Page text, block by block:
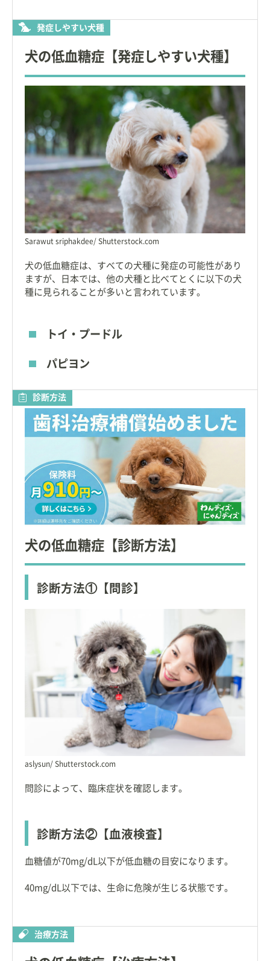
発症しやすい犬種
犬の低血糖症【発症しやすい犬種】
Sarawut sriphakdee/ Shutterstock.com
犬の低血糖症は、すべての犬種に発症の可能性があり
ますが、日本では、他の犬種と比べてとくに以下の犬
種に見られることが多いと言われています。
トイ・プードル
パピヨン
診断方法
犬の低血糖症【診断方法】
診断方法①【問診】
aslysun/ Shutterstock.com
問診によって、臨床症状を確認します。
診断方法②【血液検査】
血糖値が70mg/dL以下が低血糖の目安になります。
40mg/dL以下では、生命に危険が生じる状態です。
治療方法